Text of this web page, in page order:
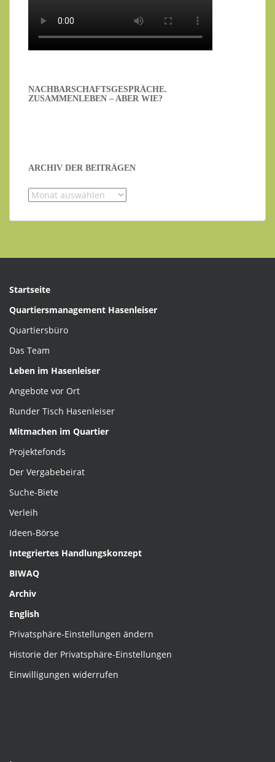
NACHBARSCHAFTSGESPRÄCHE.
ZUSAMMENLEBEN – ABER WIE?
ARCHIV DER BEITRÄGEN
Startseite
Quartiersmanagement Hasenleiser
Quartiersbüro
Das Team
Leben im Hasenleiser
Angebote vor Ort
Runder Tisch Hasenleiser
Mitmachen im Quartier
Projektefonds
Der Vergabebeirat
Suche-Biete
Verleih
Ideen-Börse
Integriertes Handlungskonzept
BIWAQ
Archiv
English
Privatsphäre-Einstellungen ändern
Historie der Privatsphäre-Einstellungen
Einwilligungen widerrufen